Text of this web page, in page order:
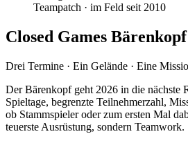
Teampatch · im Feld seit 2010
Closed Games
Drei Termine · Ein Gelände · Eine
Der Bärenkopf geht 2026 in die nächste
Spieltage, begrenzte Teilnehmerzahl,
ob Stammspieler oder zum ersten Mal
teuerste Ausrüstung, sondern Teamwork.